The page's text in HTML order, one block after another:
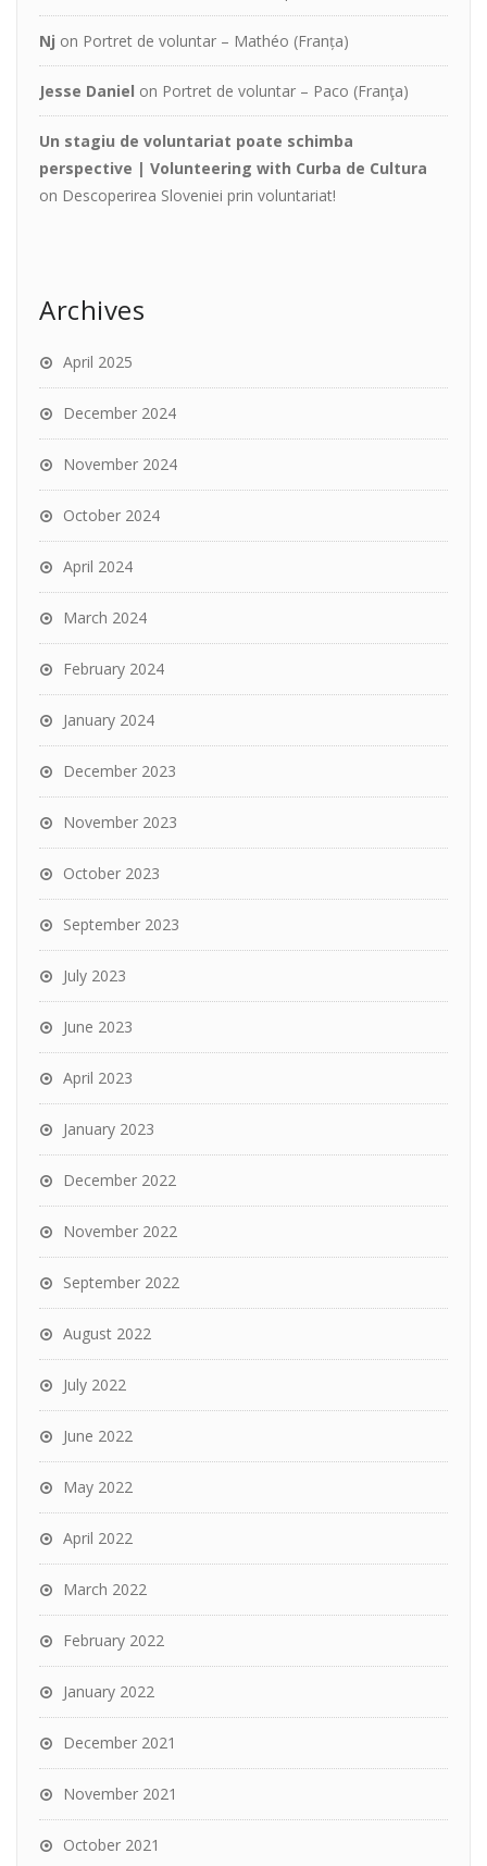
Nj on Portret de voluntar – Mathéo (Franța)
Jesse Daniel on Portret de voluntar – Paco (Franţa)
Un stagiu de voluntariat poate schimba
perspective | Volunteering with Curba de Cultura
on Descoperirea Sloveniei prin voluntariat!
Archives
April 2025
December 2024
November 2024
October 2024
April 2024
March 2024
February 2024
January 2024
December 2023
November 2023
October 2023
September 2023
July 2023
June 2023
April 2023
January 2023
December 2022
November 2022
September 2022
August 2022
July 2022
June 2022
May 2022
April 2022
March 2022
February 2022
January 2022
December 2021
November 2021
October 2021